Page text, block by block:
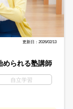
更新日：2026/02/13
められる塾講師
自立学習